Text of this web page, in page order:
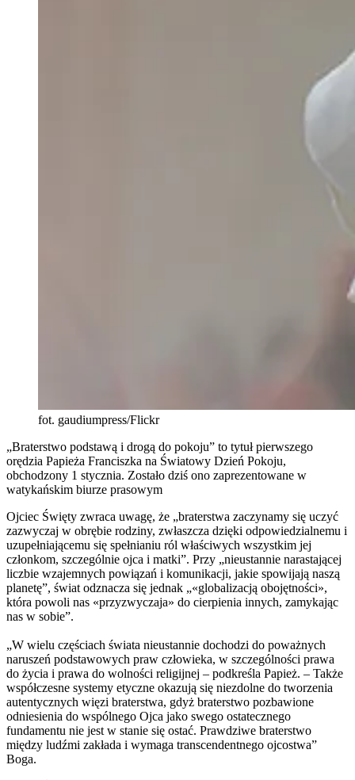
fot. gaudiumpress/Flickr
„Braterstwo podstawą i drogą do pokoju” to tytuł pierwszego
orędzia Papieża Franciszka na Światowy Dzień Pokoju,
obchodzony 1 stycznia. Zostało dziś ono zaprezentowane w
watykańskim biurze prasowym
Ojciec Święty zwraca uwagę, że „braterstwa zaczynamy się uczyć
zazwyczaj w obrębie rodziny, zwłaszcza dzięki odpowiedzialnemu i
uzupełniającemu się spełnianiu ról właściwych wszystkim jej
członkom, szczególnie ojca i matki”. Przy „nieustannie narastającej
liczbie wzajemnych powiązań i komunikacji, jakie spowijają naszą
planetę”, świat odznacza się jednak „«globalizacją obojętności»,
która powoli nas «przyzwyczaja» do cierpienia innych, zamykając
nas w sobie”.
„W wielu częściach świata nieustannie dochodzi do poważnych
naruszeń podstawowych praw człowieka, w szczególności prawa
do życia i prawa do wolności religijnej – podkreśla Papież. – Także
współczesne systemy etyczne okazują się niezdolne do tworzenia
autentycznych więzi braterstwa, gdyż braterstwo pozbawione
odniesienia do wspólnego Ojca jako swego ostatecznego
fundamentu nie jest w stanie się ostać. Prawdziwe braterstwo
między ludźmi zakłada i wymaga transcendentnego ojcostwa”
Boga.